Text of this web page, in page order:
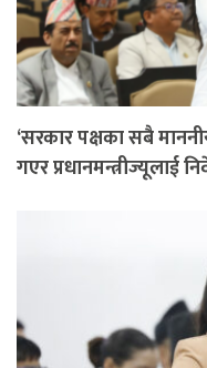
‘सरकार पक्षका सबै
गएर प्रधानमन्त्रीज्यूलाई